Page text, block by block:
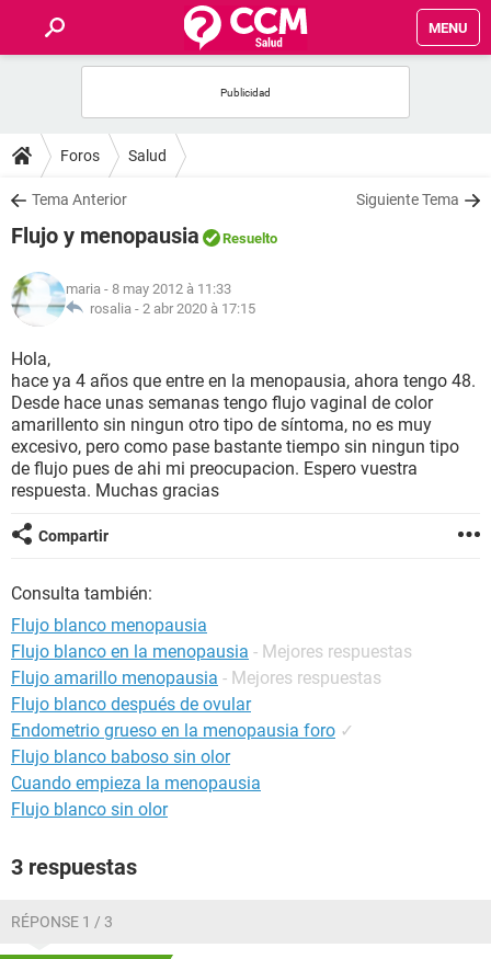
MENU
FORUMS
SALUD
FAMILIA
NUTRICIÓN
BIENESTAR
SEXUALIDAD
GLOSARIO
Foros Salud
Tema Anterior Siguiente Tema
Flujo y menopausia Resuelto
maria - 8 may 2012 à 11:33
rosalia - 2 abr 2020 à 17:15
Hola,
hace ya 4 años que entre en la menopausia, ahora tengo 48.
Desde hace unas semanas tengo flujo vaginal de color
amarillento sin ningun otro tipo de síntoma, no es muy
excesivo, pero como pase bastante tiempo sin ningun tipo
de flujo pues de ahi mi preocupacion. Espero vuestra
respuesta. Muchas gracias
Compartir
Consulta también:
Flujo blanco menopausia
Flujo blanco en la menopausia - Mejores respuestas
Flujo amarillo menopausia - Mejores respuestas
Flujo blanco después de ovular
Endometrio grueso en la menopausia foro ✓
Flujo blanco baboso sin olor
Cuando empieza la menopausia
Flujo blanco sin olor
3 respuestas
RÉPONSE 1 / 3